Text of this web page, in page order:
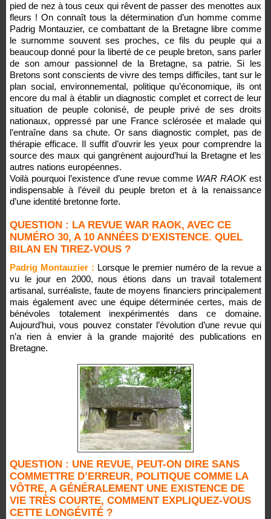
pied de nez à tous ceux qui rêvent de passer des menottes aux
fleurs ! On connaît tous la détermination d’un homme comme
Padrig Montauzier, ce combattant de la Bretagne libre comme
le surnomme souvent ses proches, ce fils du peuple qui a
beaucoup donné pour la liberté de ce peuple breton, sans parler
de son amour passionnel de la Bretagne, sa patrie. Si les
Bretons sont conscients de vivre des temps difficiles, tant sur le
plan social, environnemental, politique qu’économique, ils ont
encore du mal à établir un diagnostic complet et correct de leur
situation de peuple colonisé, de peuple privé de ses droits
nationaux, oppressé par une France sclérosée et malade qui
l’entraîne dans sa chute. Or sans diagnostic complet, pas de
thérapie efficace. Il suffit d’ouvrir les yeux pour comprendre la
source des maux qui gangrènent aujourd’hui la Bretagne et les
autres nations européennes.
Voilà pourquoi l’existence d’une revue comme WAR RAOK est
indispensable à l’éveil du peuple breton et à la renaissance
d’une identité bretonne forte.
QUESTION : LA REVUE WAR RAOK, AVEC CE
NUMÉRO 30, A 10 ANNÉES D’EXISTENCE. QUEL
BILAN EN TIREZ-VOUS ?
Padrig Montauzier : Lorsque le premier numéro de la revue a
vu le jour en 2000, nous étions dans un travail totalement
artisanal, surréaliste, faute de moyens financiers principalement
mais également avec une équipe déterminée certes, mais de
bénévoles totalement inexpérimentés dans ce domaine.
Aujourd’hui, vous pouvez constater l’évolution d’une revue qui
n’a rien à envier à la grande majorité des publications en
Bretagne.
QUESTION : UNE REVUE, PEUT-ON DIRE SANS
COMMETTRE D’ERREUR, POLITIQUE COMME LA
VÔTRE, A GÉNÉRALEMENT UNE EXISTENCE DE
VIE TRÈS COURTE, COMMENT EXPLIQUEZ-VOUS
CETTE LONGÉVITÉ ?